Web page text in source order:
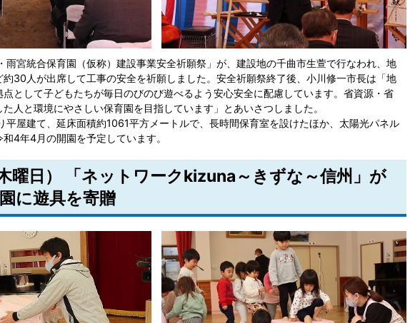
雨宮統合保育園（仮称）建設事業安全祈願祭」が、建設地の千曲市生萱で行なわれ、地
約30人が出席して工事の安全を祈願しました。安全祈願祭終了後、小川修一市長は「地
として子どもたちが毎日のびのび遊べるよう安心安全に配慮しています。省資源・省
人と環境にやさしい保育園を目指しています」とあいさつしました。
平屋建て、延床面積約1061平方メートルで、長時間保育室を設けたほか、太陽光パネル
4年4月の開園を予定しています。
曜日） 「ネットワークkizuna～きずな～信州」が
に遊具を寄贈